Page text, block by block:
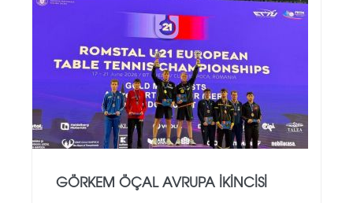
GÖRKEM ÖÇAL AVRUPA İKINCISI